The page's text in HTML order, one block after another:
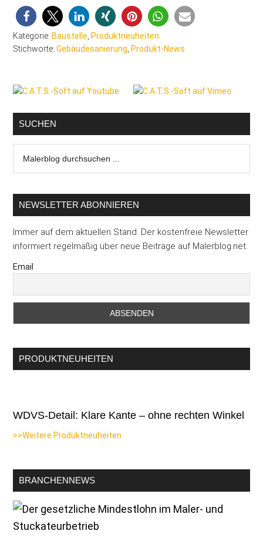
Kategorie:Baustelle ,Produktneuheiten
Stichworte:Gebäudesanierung ,Produkt-News
Seitenspalte
SUCHEN
durchsuchen
NEWSLETTER ABONNIEREN
Immer auf dem aktuellen Stand. Der kostenfreie Newsletter
informiert regelmäßig über neue Beiträge auf Malerblog.net.
Email
PRODUKTNEUHEITEN
WDVS-Detail: Klare Kante – ohne rechten Winkel
>>Weitere Produktneuheiten
BRANCHENNEWS